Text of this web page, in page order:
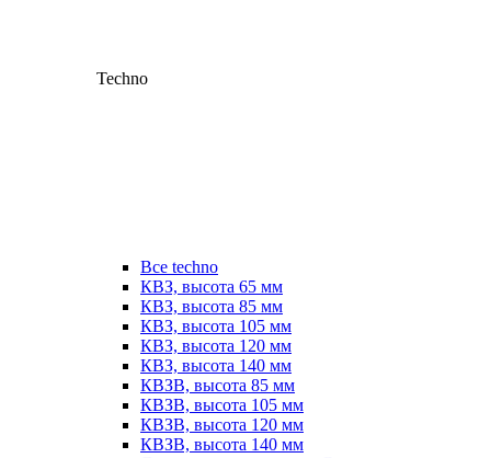
Techno
Все techno
КВЗ, высота 65 мм
КВЗ, высота 85 мм
КВЗ, высота 105 мм
КВЗ, высота 120 мм
КВЗ, высота 140 мм
КВЗВ, высота 85 мм
КВЗВ, высота 105 мм
КВЗВ, высота 120 мм
КВЗВ, высота 140 мм